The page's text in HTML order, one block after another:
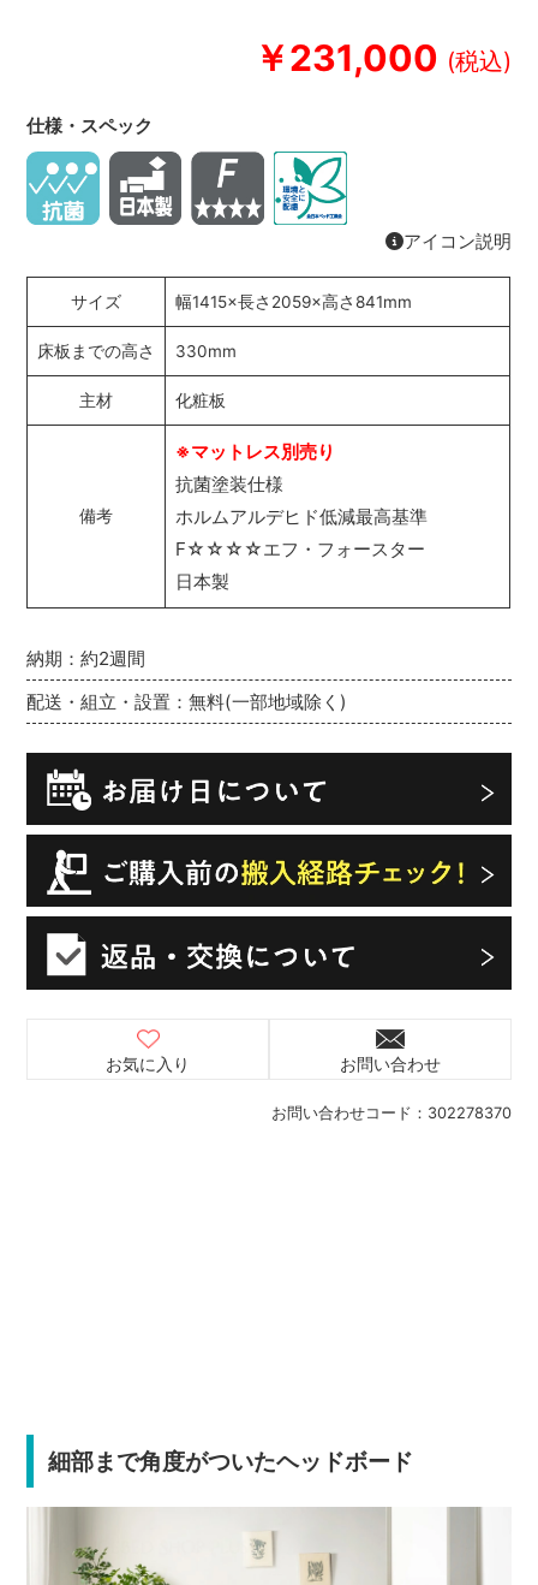
￥231,000
お問い合わせコード： 302278370
納期：約2週間
配送・組立・設置：無料(一部地域除く)
お気に入り お問い合わせ
細部まで角度がついたヘッドボード
仕様・スペック
アイコン説明
サイズ 幅1415×長さ2059×高さ841mm
床板までの高さ 330mm
主材 化粧板
備考
※マットレス別売り
抗菌塗装仕様
ホルムアルデヒド低減最高基準
F☆☆☆☆エフ・フォースター
日本製